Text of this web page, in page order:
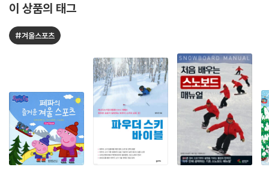
이 상품의 태그
#겨울스포츠